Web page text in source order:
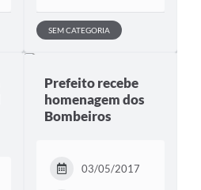
SEM CATEGORIA
Prefeito recebe
homenagem dos
Bombeiros
03/05/2017